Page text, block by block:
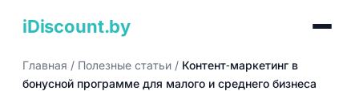
iDiscount.by
Главная / Полезные статьи/ Контент‑маркетинг в
бонусной программе для малого и среднего бизнеса